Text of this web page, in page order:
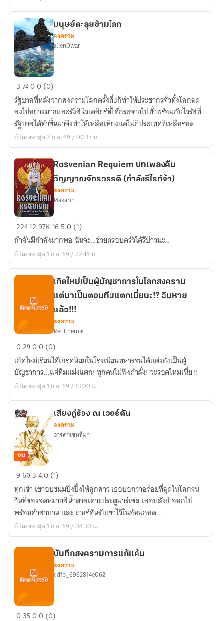
มนุษย์
ตะลุย
ข้าม
โลก
มนุษย์ตะลุยข้ามโลก
สงคราม
alien0war
37400 (0)
รัฐบาลที่หลังจากสงครามโลกครั้งที่3ก็ทำให้ประชากรทั่วทั้งโลกลด
ลงไปอย่างมากและรังสีนิวเคลียร์ที่ได้กระจายไปทั่วพร้อมกับไวรัสที่
รัฐบาลได้ทำขึ้นมาจึงทำให้เหลือเพียงแค่ไม่กี่ประเทศที่เหลือรอด
อัปเดตล่าสุด 2 ก.ค. 69 / 00:37 น.
Rosvenian
Requiem
บทเพลง
คืน
วิญญาณ
จักรวรรดิ
จ้า)
Rosvenian Requiem บทเพลงคืน
วิญญาณจักรวรรดิ (กำลังรีไรท์จ้า)
สงคราม
Makarin
22412.97K 165.0 (1)
ถ้าฉันมีกำลังมากพอ ฉันจะ…ช่วยครอบครัวได้รึป่าวนะ…
อัปเดตล่าสุด 1 ก.ค. 69 / 22:48 น.
ใหม่
เป็น
ผู้
บัญชาการ
ใน
โลก
สงคราม
แต่
มา
เป็น
ตอน
ทีม
แตก
เนี่ย
นะ!?
ฉิบหาย
แล้ว!!!
เกิดใหม่เป็นผู้บัญชาการในโลกสงคราม
แต่มาเป็นตอนทีมแตกเนี่ยนะ!? ฉิบหาย
แล้ว!!!
สงคราม
RedEnemie
02900 (0)
เกิดใหม่เรียนได้เกรดนิยมในโรงเนียนทหารจนได้แต่งตั่งเป็นผู้
บัญชาการ...แต่ทีมแม่งแตก! ทุกคนไม่ฟังคำสั่ง! จะรอดไหมเนี่ย!!!
อัปเดตล่าสุด 1 ก.ค. 69 / 13:00 น.
เสียง
ร้อง
ณ
เวอร์
ดัน
จบ
เสียงกู่ร้อง ณ เวอร์ดัน
สงคราม
อารดาเซนทิมา
96034.0 (1)
ทุกเช้า เขาอบขนมปังปิ้งให้ลูกสาว เธอบอกว่าอร่อยที่สุดในโลกจน
วันที่ซองจดหมายสีน้ำตาลเคาะประตูมาร์เซล เลอบลังก์ ออกไป
พร้อมคำสาบาน และ เวอร์ดันรับเขาไว้ในอ้อมกอด...
อัปเดตล่าสุด 1 ก.ค. 69 / 08:30 น.
บันทึก
บันทึกสงครามการแก้แค้น
สงคราม
ddfb_6962814e062
03500 (0)